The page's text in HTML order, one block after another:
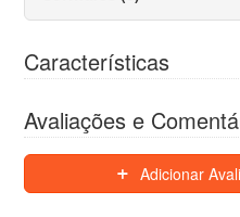
Características
Avaliações e
Adicionar